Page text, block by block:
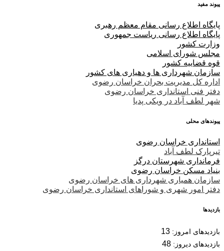
پیوند مفید
پایگاه اطلاع رسانی مقام معظم رهبری
پایگاه اطلاع رسانی ریاست جمهوری
وزارت کشور
مجلس شورای اسلامی
قوه قضاییه کشور
سازمان شهرداری ها و دهیاری های کشور
اداره کل مدیریت بحران خراسان رضوی
دفتر فنی استانداری خراسان رضوی
شهر لطف آباد در ویکی پدیا
پیوندهای محلی
استانداری خراسان رضوی
تیرپارک لطف آباد
فرمانداری شهرستان درگز
بنیاد مسکن خراسان رضوی
سازمان همیاری شهرداری های خراسان رضوی
دفتر امور شهری و شوراهای استانداری خراسان رضوی
بازدیدها
بازدیدهای امروز: 13
بازدیدهای دیروز: 48